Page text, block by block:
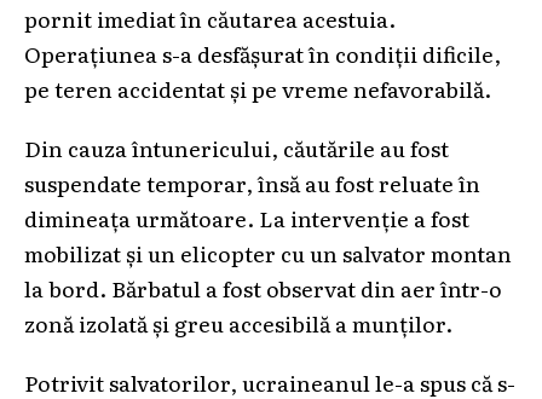
pornit imediat în căutarea acestuia.
Operațiunea s-a desfășurat în condiții dificile,
pe teren accidentat și pe vreme nefavorabilă.
Din cauza întunericului, căutările au fost
suspendate temporar, însă au fost reluate în
dimineața următoare. La intervenție a fost
mobilizat și un elicopter cu un salvator montan
la bord. Bărbatul a fost observat din aer într-o
zonă izolată și greu accesibilă a munților.
Potrivit salvatorilor, ucraineanul le-a spus că s-